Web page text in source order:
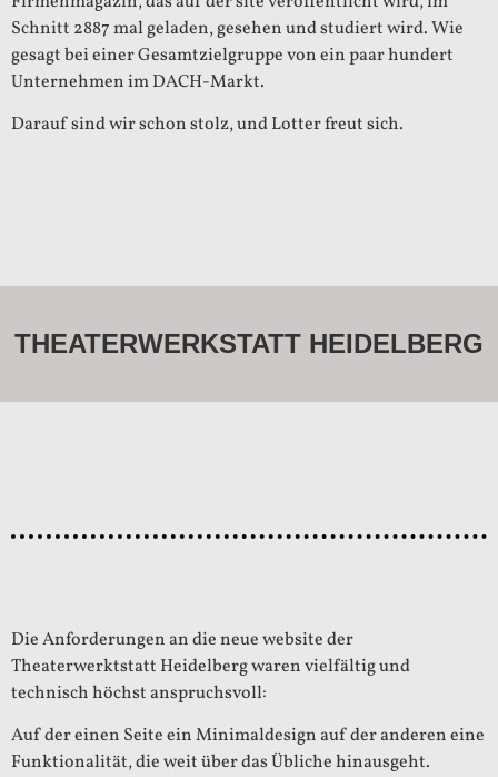
Schnitt 2887 mal geladen, gesehen und studiert wird. Wie
gesagt bei einer Gesamtzielgruppe von ein paar hundert
Unternehmen im DACH-Markt.
Darauf sind wir schon stolz, und Lotter freut sich.
THEATERWERKSTATT HEIDELBERG
Die Anforderungen an die neue website der
Theaterwerktstatt Heidelberg waren vielfältig und
technisch höchst anspruchsvoll:
Auf der einen Seite ein Minimaldesign auf der anderen eine
Funktionalität, die weit über das Übliche hinausgeht.